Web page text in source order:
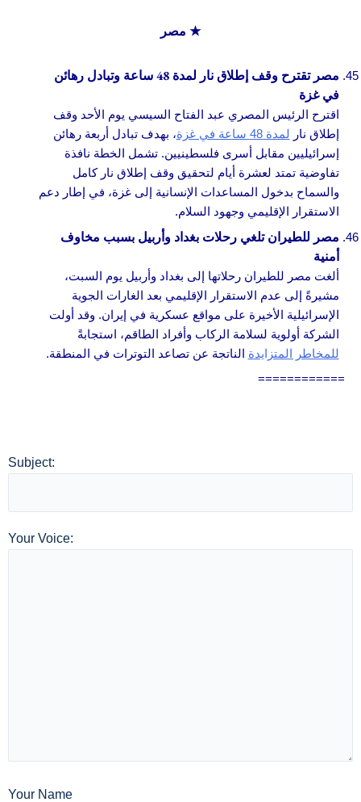
★ مصر
مصر تقترح وقف إطلاق نار لمدة 48 ساعة وتبادل رهائن
في غزة
اقترح الرئيس المصري عبد الفتاح السيسي يوم الأحد وقف
إطلاق نار لمدة 48 ساعة في غزة
، بهدف تبادل أربعة رهائن
إسرائيليين مقابل أسرى فلسطينيين. تشمل الخطة نافذة
تفاوضية تمتد لعشرة أيام لتحقيق وقف إطلاق نار كامل
والسماح بدخول المساعدات الإنسانية إلى غزة، في إطار دعم
الاستقرار الإقليمي وجهود السلام.
مصر للطيران تلغي رحلات بغداد وأربيل بسبب مخاوف
أمنية
ألغت مصر للطيران رحلاتها إلى بغداد وأربيل يوم السبت،
مشيرةً إلى عدم الاستقرار الإقليمي بعد الغارات الجوية
الإسرائيلية الأخيرة على مواقع عسكرية في إيران. وقد أولت
الشركة أولوية لسلامة الركاب وأفراد الطاقم، استجابةً
للمخاطر المتزايدة الناتجة عن تصاعد التوترات في المنطقة.
============
Subject:
Your Voice:
Your Name